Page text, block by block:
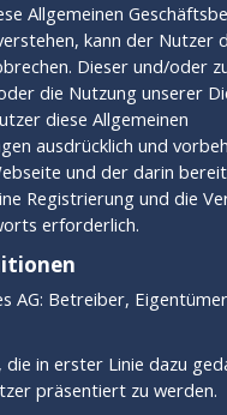
Allgemeinen
kann der Nutzer
Dieser und/oder
die Nutzung unserer
diese Allgemeinen
ausdrücklich und
und der darin
Registrierung und die
erforderlich.
AG: Betreiber,
die in erster Linie dazu
präsentiert zu werden.